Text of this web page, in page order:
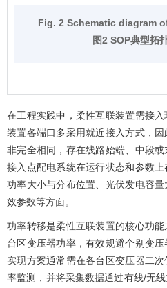
Fig. 2 Schematic diagram
图2 SOP典型拓
在工程实践中，柔性互联装置需接
装置各端口多采用就近接入方式，
非完全相同，存在线路始端、中段
接入点配电系统在运行状态和参数
功率大小与分布位置、光伏发电容
效参数等方面。
功率转移是柔性互联装置的核心功
台区变压器功率，有效规避个别变
实现方案通常需在各台区变压器二
率监测，并将采集数据通过有线/无